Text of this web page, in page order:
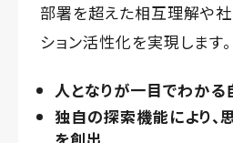
部署を超えた相互理解や
ション活性化を実現します。
人となりが一目でわか
独自の探索機能により、